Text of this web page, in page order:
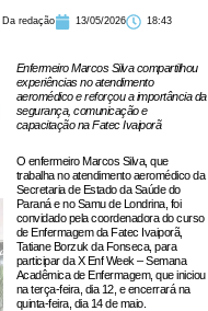
Da redação 13/05/2026 18:43
Enfermeiro Marcos Silva compartilhou
experiências no atendimento
aeromédico e reforçou a importância da
segurança, comunicação e
capacitação na Fatec Ivaiporã
O enfermeiro Marcos Silva, que
trabalha no atendimento aeromédico da
Secretaria de Estado da Saúde do
Paraná e no Samu de Londrina, foi
convidado pela coordenadora do curso
de Enfermagem da Fatec Ivaiporã,
Tatiane Borzuk da Fonseca, para
participar da X Enf Week – Semana
Acadêmica de Enfermagem, que iniciou
na terça-feira, dia 12, e encerrará na
quinta-feira, dia 14 de maio.